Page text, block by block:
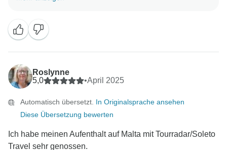
Roslynne
5,0
•April 2025
Automatisch übersetzt. In Originalsprache ansehen
Diese Übersetzung bewerten
Ich habe meinen Aufenthalt auf Malta mit Tourradar/Soleto
Travel sehr genossen.